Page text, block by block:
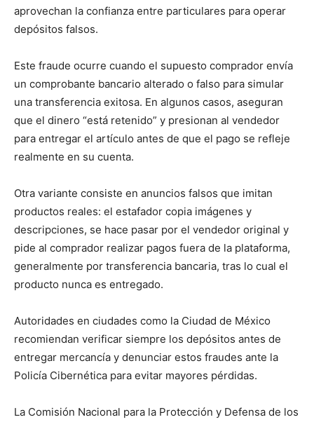
aprovechan la confianza entre particulares para operar
depósitos falsos.
Este fraude ocurre cuando el supuesto comprador envía
un comprobante bancario alterado o falso para simular
una transferencia exitosa. En algunos casos, aseguran
que el dinero “está retenido” y presionan al vendedor
para entregar el artículo antes de que el pago se refleje
realmente en su cuenta.
Otra variante consiste en anuncios falsos que imitan
productos reales: el estafador copia imágenes y
descripciones, se hace pasar por el vendedor original y
pide al comprador realizar pagos fuera de la plataforma,
generalmente por transferencia bancaria, tras lo cual el
producto nunca es entregado.
Autoridades en ciudades como la Ciudad de México
recomiendan verificar siempre los depósitos antes de
entregar mercancía y denunciar estos fraudes ante la
Policía Cibernética para evitar mayores pérdidas.
La Comisión Nacional para la Protección y Defensa de los